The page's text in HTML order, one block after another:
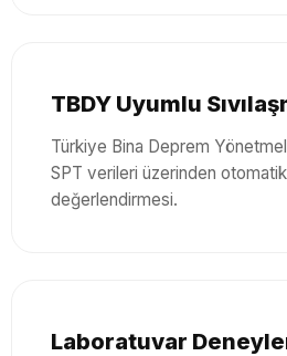
TBDY Uyumlu
Türkiye Bina Deprem
SPT verileri üzerinden otomatik
değerlendirmesi.
Laboratuvar